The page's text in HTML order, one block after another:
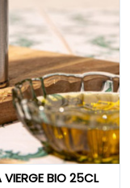
VIERGE BIO 25CL